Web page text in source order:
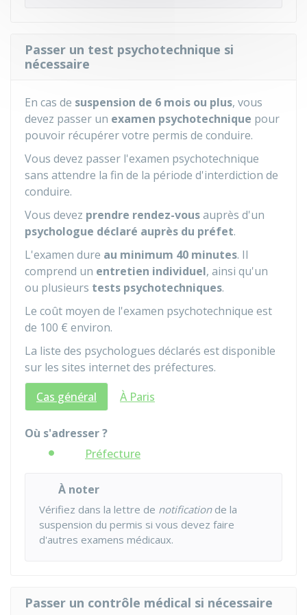
Passer un test psychotechnique si
nécessaire
En cas de suspension de 6 mois ou plus, vous
devez passer un examen psychotechnique pour
pouvoir récupérer votre permis de conduire.
Vous devez passer l'examen psychotechnique
sans attendre la fin de la période d'interdiction de
conduire.
Vous devez prendre rendez-vousauprès d'un
psychologue déclaré auprès du préfet.
L'examen dure au minimum 40 minutes. Il
comprend un entretien individuel, ainsi qu'un
ou plusieurs tests psychotechniques.
Le coût moyen de l'examen psychotechnique est
de 100 € environ.
La liste des psychologues déclarés est disponible
sur les sites internet des préfectures.
Cas général
À Paris
Où s'adresser ?
Préfecture
À noter
Vérifiez dans la lettre de notificationde la
suspension du permis si vous devez faire
d'autres examens médicaux.
Passer un contrôle médical si nécessaire